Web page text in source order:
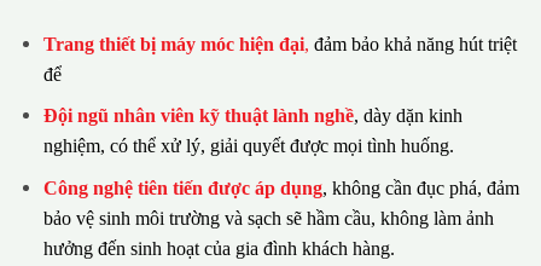
Trang thiết bị máy móc hiện đại, đảm bảo khả năng hút triệt
để
Đội ngũ nhân viên kỹ thuật lành nghề, dày dặn kinh
nghiệm, có thể xử lý, giải quyết được mọi tình huống.
Công nghệ tiên tiến được áp dụng, không cần đục phá, đảm
bảo vệ sinh môi trường và sạch sẽ hầm cầu, không làm ảnh
hưởng đến sinh hoạt của gia đình khách hàng.